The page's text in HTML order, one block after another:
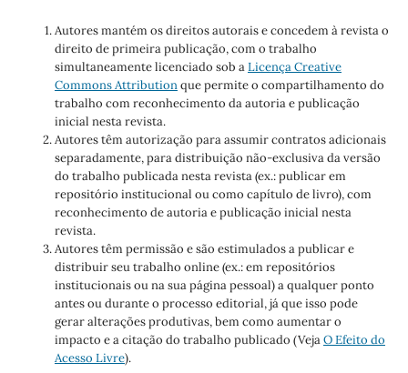
Autores mantém os direitos autorais e concedem à revista o
direito de primeira publicação, com o trabalho
simultaneamente licenciado sob aLicença Creative
Commons Attributionque permite o compartilhamento do
trabalho com reconhecimento da autoria e publicação
inicial nesta revista.
Autores têm autorização para assumir contratos adicionais
separadamente, para distribuição não-exclusiva da versão
do trabalho publicada nesta revista (ex.: publicar em
repositório institucional ou como capítulo de livro), com
reconhecimento de autoria e publicação inicial nesta
revista.
Autores têm permissão e são estimulados a publicar e
distribuir seu trabalho online (ex.: em repositórios
institucionais ou na sua página pessoal) a qualquer ponto
antes ou durante o processo editorial, já que isso pode
gerar alterações produtivas, bem como aumentar o
impacto e a citação do trabalho publicado (VejaO Efeito do
Acesso Livre).